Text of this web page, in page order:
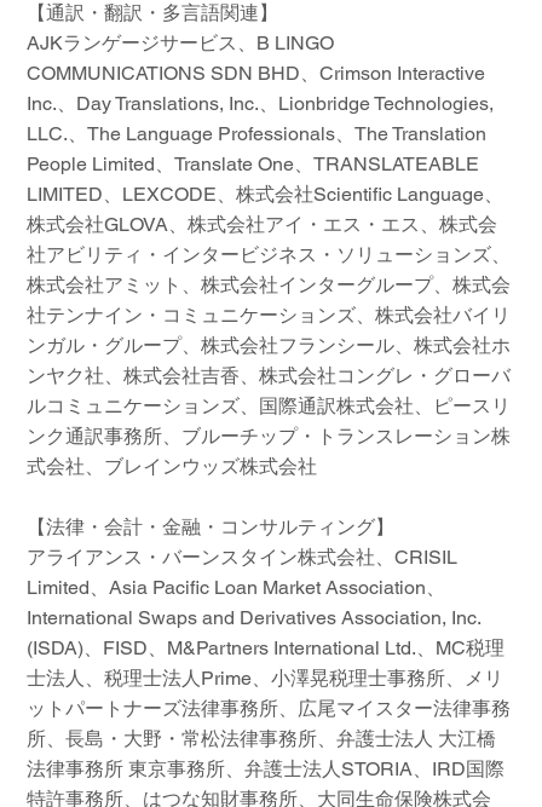
【通訳・翻訳・多言語関連】
AJKランゲージサービス、B LINGO
COMMUNICATIONS SDN BHD、Crimson Interactive
Inc.、Day Translations, Inc.、Lionbridge Technologies,
LLC.、The Language Professionals、The Translation
People Limited、Translate One、TRANSLATEABLE
LIMITED、LEXCODE、株式会社Scientific Language、
株式会社GLOVA、株式会社アイ・エス・エス、株式会
社アビリティ・インタービジネス・ソリューションズ、
株式会社アミット、株式会社インターグループ、株式会
社テンナイン・コミュニケーションズ、株式会社バイリ
ンガル・グループ、株式会社フランシール、株式会社ホ
ンヤク社、株式会社吉香、株式会社コングレ・グローバ
ルコミュニケーションズ、国際通訳株式会社、ピースリ
ンク通訳事務所、ブルーチップ・トランスレーション株
式会社、ブレインウッズ株式会社
【法律・会計・金融・コンサルティング】
アライアンス・バーンスタイン株式会社、CRISIL
Limited、Asia Pacific Loan Market Association、
International Swaps and Derivatives Association, Inc.
(ISDA)、FISD、M&Partners International Ltd.、MC税理
士法人、税理士法人Prime、小澤晃税理士事務所、メリ
ットパートナーズ法律事務所、広尾マイスター法律事務
所、長島・大野・常松法律事務所、弁護士法人 大江橋
法律事務所 東京事務所、弁護士法人STORIA、IRD国際
特許事務所、はつな知財事務所、大同生命保険株式会